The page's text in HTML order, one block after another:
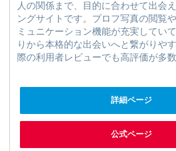
人の関係まで、目的に合わせて出会
ングサイトです。プロフ写真の閲覧
ミュニケーション機能が充実してい
りから本格的な出会いへと繋がりや
際の利用者レビューでも高評価が多数
詳細ページ
公式ページ